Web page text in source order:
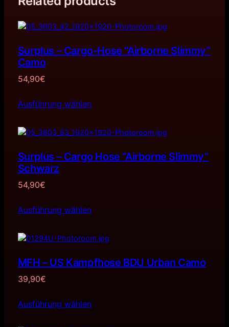
Surplus – Cargo-Hose “Airborne Slimmy”
Camo
54,90€
Ausführung wählen
Surplus – Cargo Hose “Airborne Slimmy”
Schwarz
54,90€
Ausführung wählen
MFH – US Kampfhose BDU Urban Camo
39,90€
Ausführung wählen